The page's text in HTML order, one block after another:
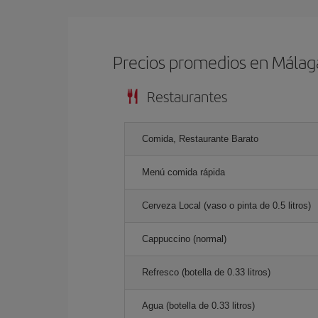
Precios promedios en
Restaurantes
Comida, Restaurante Barato
Menú comida rápida
Cerveza Local (vaso o pinta de 0.5 litros)
Cappuccino (normal)
Refresco (botella de 0.33 litros)
Agua (botella de 0.33 litros)